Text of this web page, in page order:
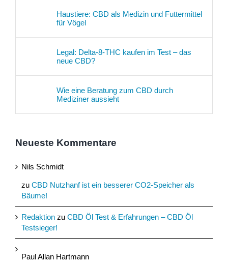
Haustiere: CBD als Medizin und Futtermittel
für Vögel
Legal: Delta-8-THC kaufen im Test – das
neue CBD?
Wie eine Beratung zum CBD durch
Mediziner aussieht
Neueste Kommentare
Nils Schmidt
zu CBD Nutzhanf ist ein besserer CO2-Speicher als
Bäume!
Redaktion zu CBD Öl Test & Erfahrungen – CBD Öl
Testsieger!
Paul Allan Hartmann